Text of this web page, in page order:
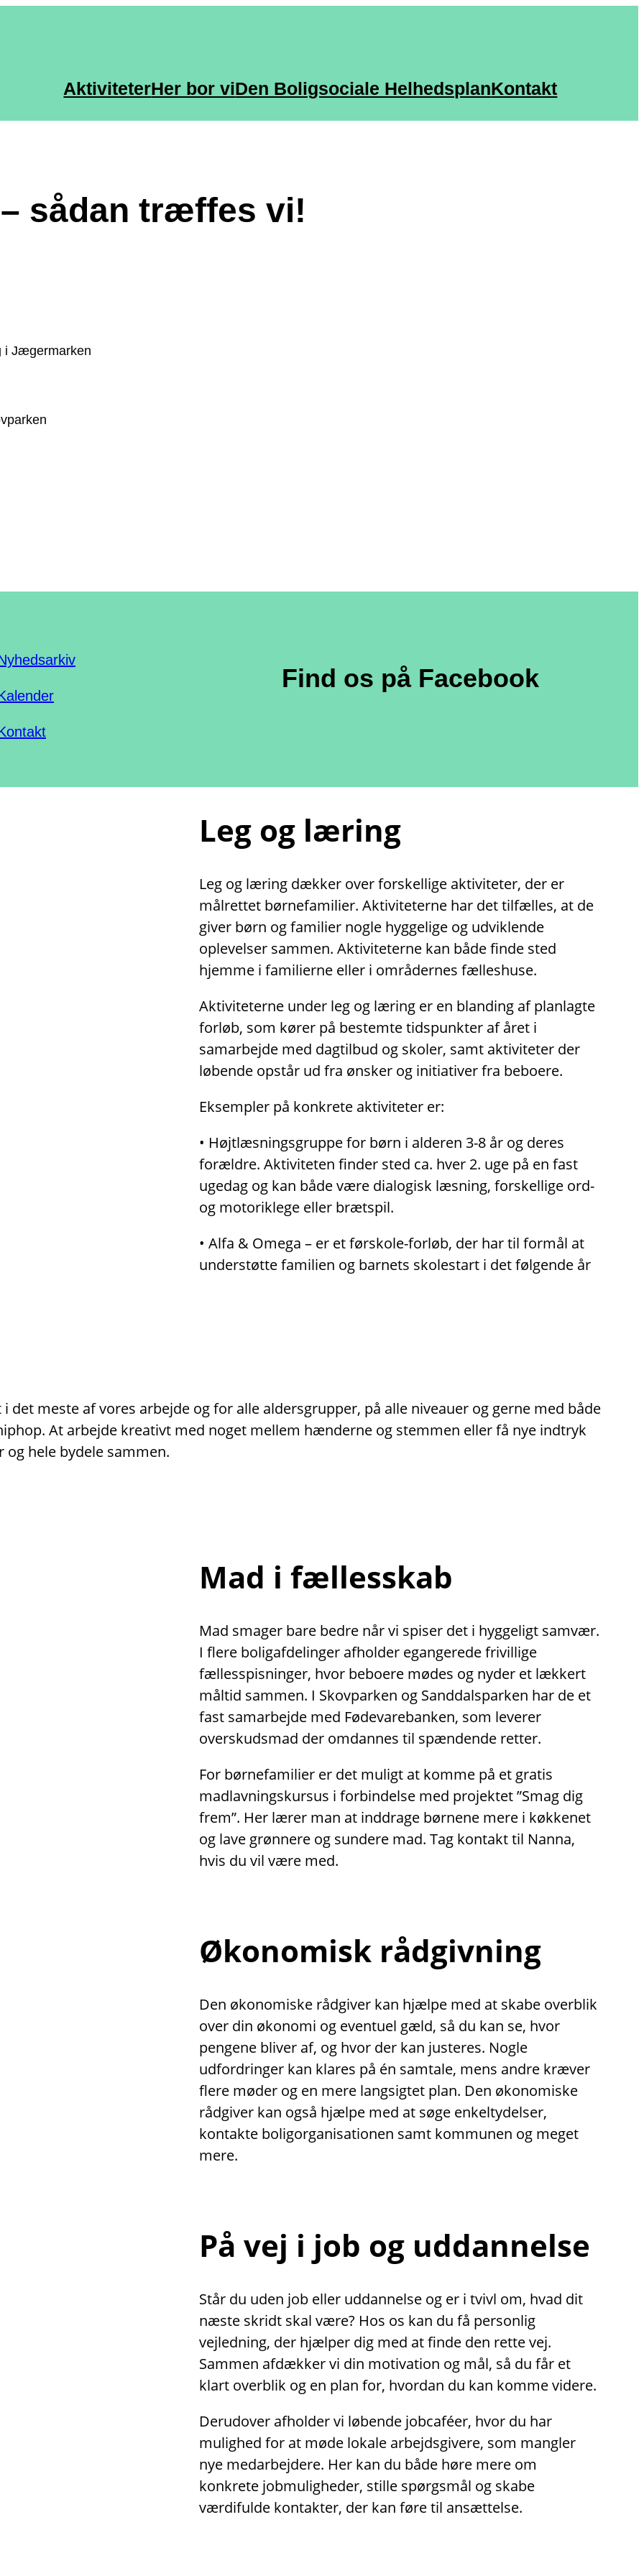
AktiviteterHer bor viDen Boligsociale HelhedsplanKontakt
sådan træffes vi!
i Jægermarken
Find os på Facebook
Leg og læring
Leg og læring dækker over forskellige aktiviteter, der er
målrettet børnefamilier. Aktiviteterne har det tilfælles, at de
giver børn og familier nogle hyggelige og udviklende
oplevelser sammen. Aktiviteterne kan både finde sted
hjemme i familierne eller i områdernes fælleshuse.
Aktiviteterne under leg og læring er en blanding af planlagte
forløb, som kører på bestemte tidspunkter af året i
samarbejde med dagtilbud og skoler, samt aktiviteter der
løbende opstår ud fra ønsker og initiativer fra beboere.
Eksempler på konkrete aktiviteter er:
• Højtlæsningsgruppe for børn i alderen 3-8 år og deres
forældre. Aktiviteten finder sted ca. hver 2. uge på en fast
ugedag og kan både være dialogisk læsning, forskellige ord-
og motoriklege eller brætspil.
• Alfa & Omega – er et førskole-forløb, der har til formål at
understøtte familien og barnets skolestart i det følgende år
meste af vores arbejde og for alle aldersgrupper, på alle niveauer og gerne med både
At arbejde kreativt med noget mellem hænderne og stemmen eller få nye indtryk
hele bydele sammen.
Mad i fællesskab
Mad smager bare bedre når vi spiser det i hyggeligt samvær.
I flere boligafdelinger afholder egangerede frivillige
fællesspisninger, hvor beboere mødes og nyder et lækkert
måltid sammen. I Skovparken og Sanddalsparken har de et
fast samarbejde med Fødevarebanken, som leverer
overskudsmad der omdannes til spændende retter.
For børnefamilier er det muligt at komme på et gratis
madlavningskursus i forbindelse med projektet ”Smag dig
frem”. Her lærer man at inddrage børnene mere i køkkenet
og lave grønnere og sundere mad. Tag kontakt til Nanna,
hvis du vil være med.
Økonomisk rådgivning
Den økonomiske rådgiver kan hjælpe med at skabe overblik
over din økonomi og eventuel gæld, så du kan se, hvor
pengene bliver af, og hvor der kan justeres. Nogle
udfordringer kan klares på én samtale, mens andre kræver
flere møder og en mere langsigtet plan. Den økonomiske
rådgiver kan også hjælpe med at søge enkeltydelser,
kontakte boligorganisationen samt kommunen og meget
mere.
På vej i job og uddannelse
Står du uden job eller uddannelse og er i tvivl om, hvad dit
næste skridt skal være? Hos os kan du få personlig
vejledning, der hjælper dig med at finde den rette vej.
Sammen afdækker vi din motivation og mål, så du får et
klart overblik og en plan for, hvordan du kan komme videre.
Derudover afholder vi løbende jobcaféer, hvor du har
mulighed for at møde lokale arbejdsgivere, som mangler
nye medarbejdere. Her kan du både høre mere om
konkrete jobmuligheder, stille spørgsmål og skabe
værdifulde kontakter, der kan føre til ansættelse.